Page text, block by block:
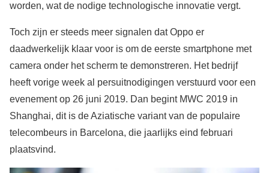
worden, wat de nodige technologische innovatie vergt.
Toch zijn er steeds meer signalen dat Oppo er
daadwerkelijk klaar voor is om de eerste smartphone met
camera onder het scherm te demonstreren. Het bedrijf
heeft vorige week al persuitnodigingen verstuurd voor een
evenement op 26 juni 2019. Dan begint MWC 2019 in
Shanghai, dit is de Aziatische variant van de populaire
telecombeurs in Barcelona, die jaarlijks eind februari
plaatsvind.